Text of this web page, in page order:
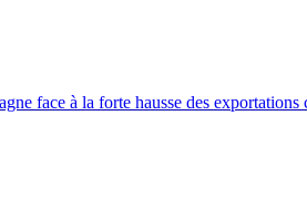
face à la forte hausse des exportations